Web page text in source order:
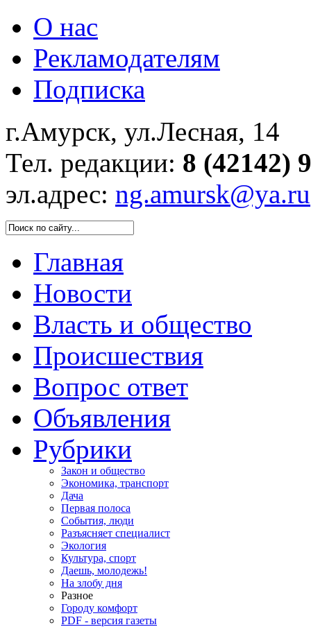
О нас
Рекламодателям
Подписка
г.Амурск, ул.Лесная, 14
Тел. редакции: 8 (42142)
эл.адрес: ng.amursk@ya.ru
Главная
Новости
Власть и общество
Происшествия
Вопрос ответ
Объявления
Рубрики
Закон и общество
Экономика, транспорт
Дача
Первая полоса
События, люди
Разъясняет специалист
Экология
Культура, спорт
Даешь, молодежь!
На злобу дня
Разное
Городу комфорт
PDF - версия газеты